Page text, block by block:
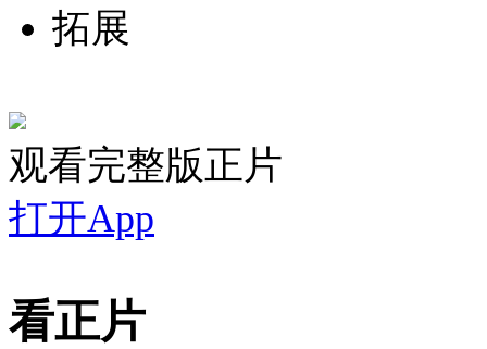
拓展
观看完整版正片
打开App
看正片